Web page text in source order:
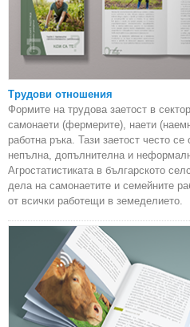
Трудови отношения
Формите на трудова заетост в
самонаети (фермерите), наети
работна ръка. Тази заетост често
непълна, допълнителна и
Агростатистиката в българското
дела на самонаетите и семейните
от всички работещи в земеделието.